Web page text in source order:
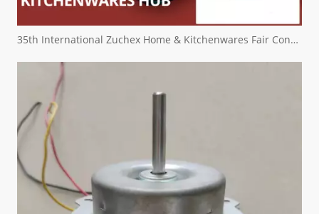
35th International Zuchex Home & Kitchenwares Fair Convitition - Ritscher International Limited